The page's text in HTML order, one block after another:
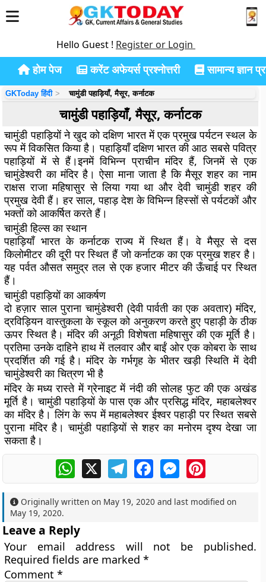
Hello Guest ! Register or Login
होम पेज करेंट अफेयर्स प्रश्नोत्तरी सामान्य ज्ञान
GKToday हिंदी चामुंडी पहाड़ियाँ, मैसूर, कर्नाटक
चामुंडी पहाड़ियाँ, मैसूर, कर्नाटक
चामुंडी पहाड़ियों ने खुद को दक्षिण भारत में एक प्रमुख पर्यटन स्थल के
रूप में विकसित किया है। पहाड़ियाँ दक्षिण भारत की आठ सबसे पवित्र
पहाड़ियों में से हैं।इनमें विभिन्न प्राचीन मंदिर हैं, जिनमें से एक
चामुंडेश्वरी का मंदिर है। ऐसा माना जाता है कि मैसूर शहर का नाम
राक्षस राजा महिषासुर से लिया गया था और देवी चामुंडी शहर की
प्रमुख देवी हैं। हर साल, पहाड़ देश के विभिन्न हिस्सों से पर्यटकों और
भक्तों को आकर्षित करते हैं।
चामुंडी हिल्स का स्थान
पहाड़ियाँ भारत के कर्नाटक राज्य में स्थित हैं। वे मैसूर से दस
किलोमीटर की दूरी पर स्थित हैं जो कर्नाटक का एक प्रमुख शहर है।
यह पर्वत औसत समुद्र तल से एक हजार मीटर की ऊँचाई पर स्थित
हैं।
चामुंडी पहाड़ियों का आकर्षण
दो हज़ार साल पुराना चामुंडेश्वरी (देवी पार्वती का एक अवतार) मंदिर,
द्रविड़ियन वास्तुकला के स्कूल को अनुकरण करते हुए पहाड़ी के ठीक
ऊपर स्थित है। मंदिर की अनूठी विशेषता महिषासुर की एक मूर्ति है।
प्रतिमा उनके दाहिने हाथ में तलवार और बाईं ओर एक कोबरा के साथ
प्रदर्शित की गई है। मंदिर के गर्भगृह के भीतर खड़ी स्थिति में देवी
चामुंडेश्वरी का चित्रण भी है
मंदिर के मध्य रास्ते में ग्रेनाइट में नंदी की सोलह फुट की एक अखंड
मूर्ति है। चामुंडी पहाड़ियों के पास एक और प्रसिद्ध मंदिर, महाबलेश्वर
का मंदिर है। लिंग के रूप में महाबलेश्वर ईश्वर पहाड़ी पर स्थित सबसे
पुराना मंदिर है। चामुंडी पहाड़ियों से शहर का मनोरम दृश्य देखा जा
सकता है।
WhatsApp
X TelegramFacebookMessengerPinterest
Originally written on May 19, 2020 and last modified on
May 19, 2020.
Leave a Reply
Your email address will not be published.
Required fields are marked*
Comment*